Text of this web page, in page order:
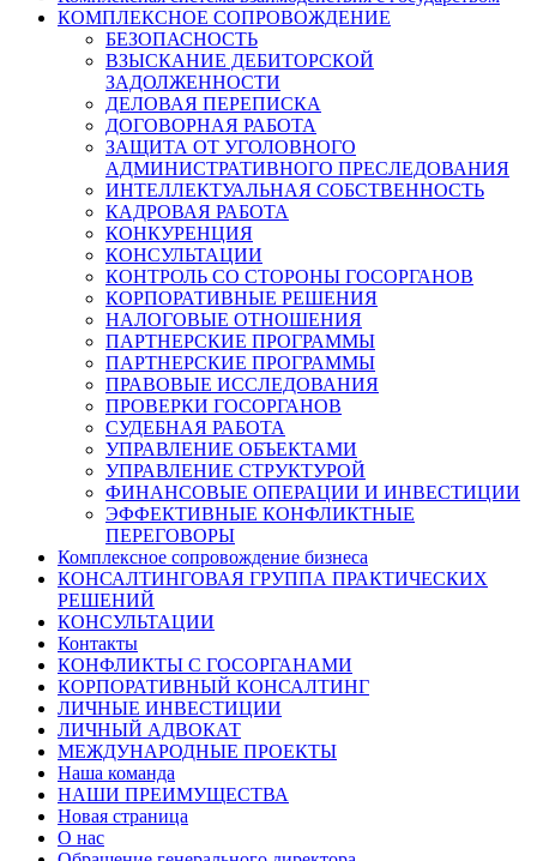
КОМПЛЕКСНОЕ СОПРОВОЖДЕНИЕ
БЕЗОПАСНОСТЬ
ВЗЫСКАНИЕ ДЕБИТОРСКОЙ
ЗАДОЛЖЕННОСТИ
ДЕЛОВАЯ ПЕРЕПИСКА
ДОГОВОРНАЯ РАБОТА
ЗАЩИТА ОТ УГОЛОВНОГО
АДМИНИСТРАТИВНОГО ПРЕСЛЕДОВАНИЯ
ИНТЕЛЛЕКТУАЛЬНАЯ СОБСТВЕННОСТЬ
КАДРОВАЯ РАБОТА
КОНКУРЕНЦИЯ
КОНСУЛЬТАЦИИ
КОНТРОЛЬ СО СТОРОНЫ ГОСОРГАНОВ
КОРПОРАТИВНЫЕ РЕШЕНИЯ
НАЛОГОВЫЕ ОТНОШЕНИЯ
ПАРТНЕРСКИЕ ПРОГРАММЫ
ПАРТНЕРСКИЕ ПРОГРАММЫ
ПРАВОВЫЕ ИССЛЕДОВАНИЯ
ПРОВЕРКИ ГОСОРГАНОВ
СУДЕБНАЯ РАБОТА
УПРАВЛЕНИЕ ОБЪЕКТАМИ
УПРАВЛЕНИЕ СТРУКТУРОЙ
ФИНАНСОВЫЕ ОПЕРАЦИИ И ИНВЕСТИЦИИ
ЭФФЕКТИВНЫЕ КОНФЛИКТНЫЕ
ПЕРЕГОВОРЫ
Комплексное сопровождение бизнеса
КОНСАЛТИНГОВАЯ ГРУППА ПРАКТИЧЕСКИХ
РЕШЕНИЙ
КОНСУЛЬТАЦИИ
Контакты
КОНФЛИКТЫ С ГОСОРГАНАМИ
КОРПОРАТИВНЫЙ КОНСАЛТИНГ
ЛИЧНЫЕ ИНВЕСТИЦИИ
ЛИЧНЫЙ АДВОКАТ
МЕЖДУНАРОДНЫЕ ПРОЕКТЫ
Наша команда
НАШИ ПРЕИМУЩЕСТВА
Новая страница
О нас